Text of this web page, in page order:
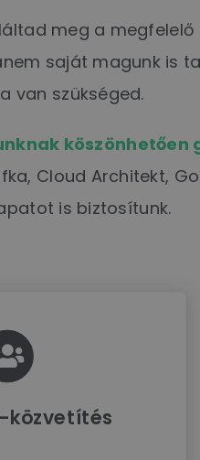
meg a megfelelő
saját magunk is
van szükséged.
köszönhetően
Cloud Architekt,
is biztosítunk.
közvetítés